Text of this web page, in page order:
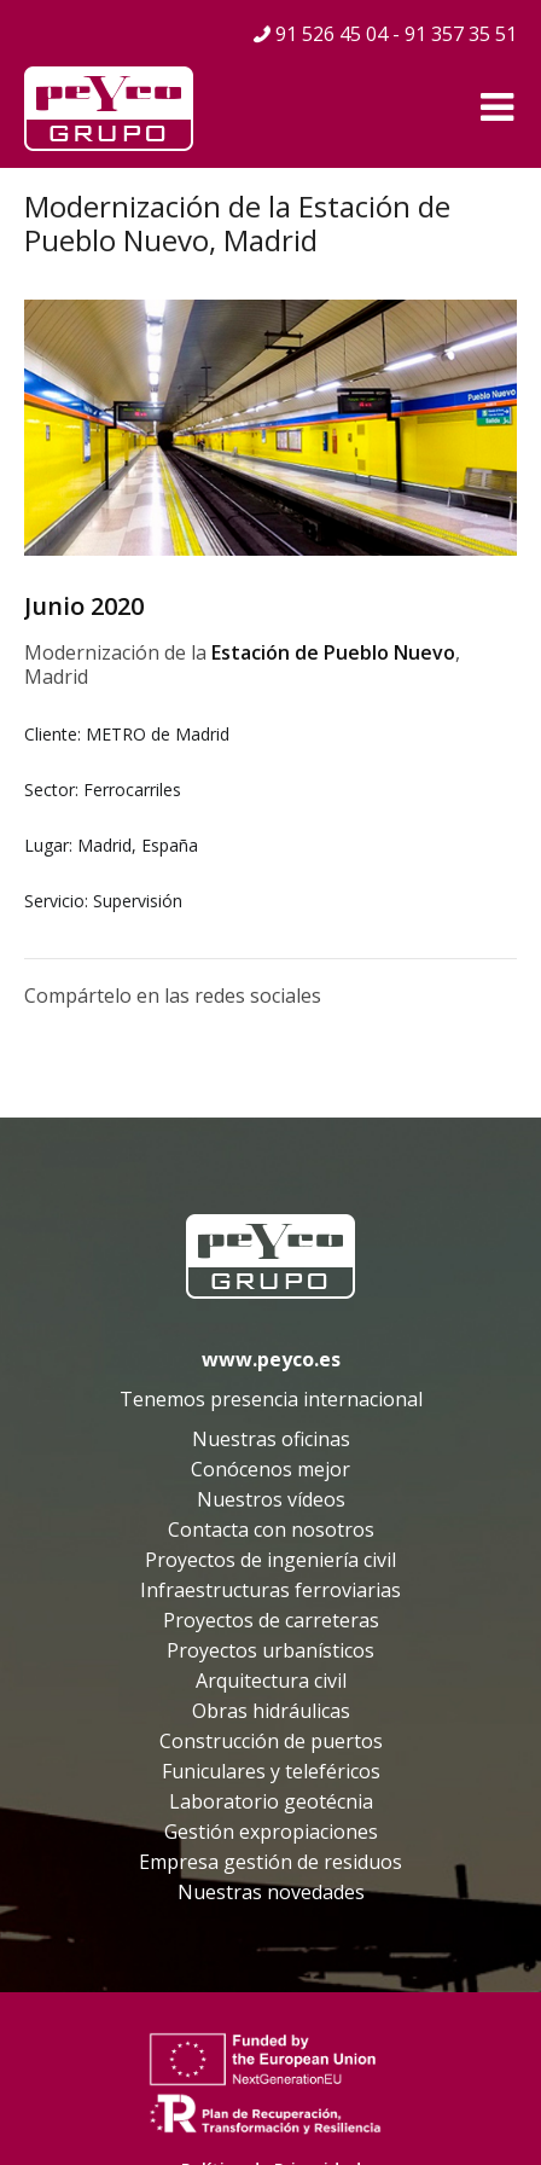
91 526 45 04 - 91 357 35 51
Modernización de la Estación de
Pueblo Nuevo, Madrid
Junio 2020
Modernización de la Estación de Pueblo Nuevo,
Madrid
Cliente: METRO de Madrid
Sector: Ferrocarriles
Lugar: Madrid, España
Servicio: Supervisión
Compártelo en las redes sociales
www.peyco.es
Tenemos presencia internacional
Nuestras oficinas
Conócenos mejor
Nuestros vídeos
Contacta con nosotros
Proyectos de ingeniería civil
Infraestructuras ferroviarias
Proyectos de carreteras
Proyectos urbanísticos
Arquitectura civil
Obras hidráulicas
Construcción de puertos
Funiculares y teleféricos
Laboratorio geotécnia
Gestión expropiaciones
Empresa gestión de residuos
Nuestras novedades